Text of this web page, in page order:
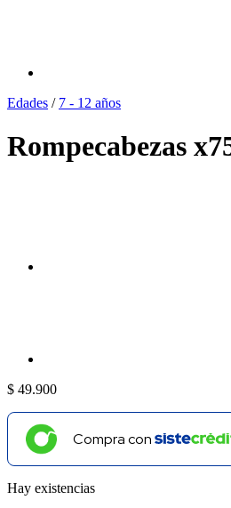
Edades / 7 - 12 años
Rompecabezas
$ 49.900
Compra con
Hay existencias